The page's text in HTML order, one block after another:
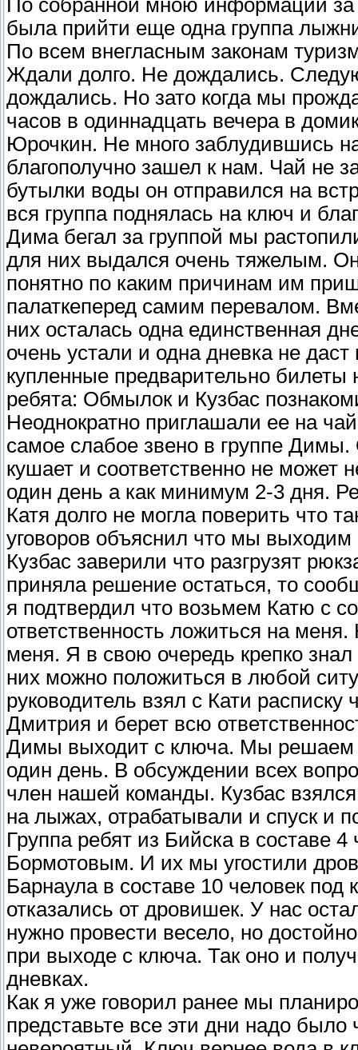
По собранной мною информации
была прийти еще одна группа
По всем внегласным законам
Ждали долго. Не дождались.
дождались. Но зато когда мы
часов в одиннадцать вечера в
Юрочкин. Не много заблудившись
благополучно зашел к нам. Чай не
бутылки воды он отправился на
вся группа поднялась на ключ и
Дима бегал за группой мы
для них выдался очень тяжелым.
понятно по каким причинам им
палаткеперед самим перевалом.
них осталась одна единственная
очень устали и одна дневка не
купленные предварительно
ребята: Обмылок и Кузбас
Неоднократно приглашали ее на
самое слабое звено в группе
кушает и соответственно не может
один день а как минимум 2-3 дня.
Катя долго не могла поверить что
уговоров объяснил что мы
Кузбас заверили что разгрузят
приняла решение остаться, то
я подтвердил что возьмем Катю с
ответственность ложиться на
меня. Я в свою очередь крепко
них можно положиться в любой
руководитель взял с Кати расписку
Дмитрия и берет всю
Димы выходит с ключа. Мы решаем
один день. В обсуждении всех
член нашей команды. Кузбас
на лыжах, отрабатывали и спуск
Группа ребят из Бийска в составе
Бормотовым. И их мы угостили
Барнаула в составе 10 человек
отказались от дровишек. У нас
нужно провести весело, но
при выходе с ключа. Так оно и
дневках.
Как я уже говорил ранее мы
представьте все эти дни надо